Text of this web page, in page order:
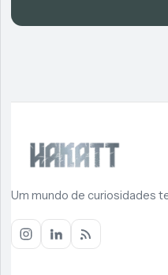
Um mundo de curiosidades